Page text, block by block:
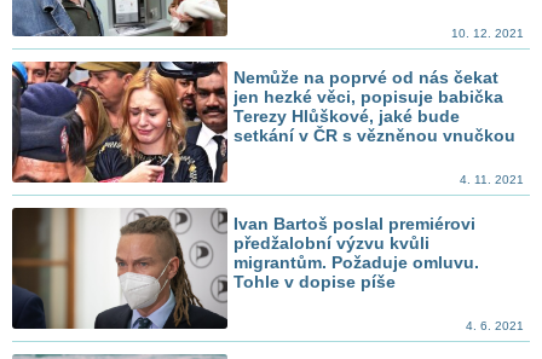
10. 12. 2021
Nemůže na poprvé od nás čekat
jen hezké věci, popisuje babička
Terezy Hlůškové, jaké bude
setkání v ČR s vězněnou vnučkou
4. 11. 2021
Ivan Bartoš poslal premiérovi
předžalobní výzvu kvůli
migrantům. Požaduje omluvu.
Tohle v dopise píše
4. 6. 2021